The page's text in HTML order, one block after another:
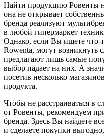
Найти продукцию Ровенты
она не открывает
бренда реализуют
в любой гипермаркет
Однако, если Вы ищете что-
Rowenta, могут возникнуть
предлагают лишь самые
выбор падает на них. А
посетив несколько
продукта.
Чтобы не расстраиваться в
от Ровенты, рекомендуем
бренда. Здесь Вы найдете
и сделаете покупки